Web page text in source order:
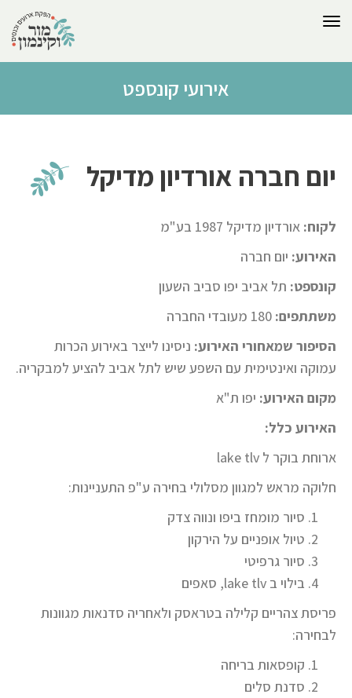
תפריט
אירועי קונספט
יום חברה אורדיון מדיקל
לקוח: אורדיון מדיקל 1987 בע"מ
האירוע: יום חברה
קונספט: תל אביב יפו סביב השעון
משתתפים:
הסיפור שמאחורי האירוע: ניסינו לייצר באירוע הכרות
עמוקה ואינטימית עם השפע שיש לתל אביב להציע למבקריה.
מקום האירוע: יפו ת"א
האירוע כלל:
ארוחת בוקר ל lake tlv
חלוקה מראש למגוון מסלולי בחירה ע"פ התעניינות:
סיור מומחז ביפו ונווה צדק
טיול אופניים על הירקון
סיור גרפיטי
בילוי ב lake tlv, סאפים
פריסת צהריים קלילה בטראסק ולאחריה סדנאות מגוונות
לבחירה:
קופסאות בריחה
סדנת סלים